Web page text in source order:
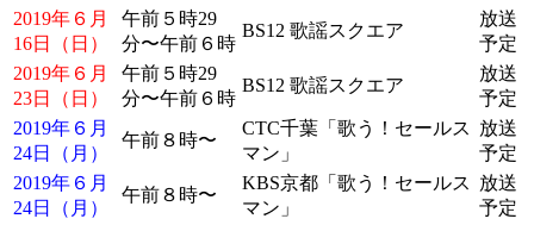
2019年６月
16日（日）
午前５時29
分〜午前６時
BS12 歌謡スクエア
放送
予定
2019年６月
23日（日）
午前５時29
分〜午前６時
BS12 歌謡スクエア
放送
予定
2019年６月
24日（月）
午前８時〜
CTC千葉「歌う！セールス
マン」
放送
予定
2019年６月
24日（月）
午前８時〜
KBS京都「歌う！セールス
マン」
放送
予定